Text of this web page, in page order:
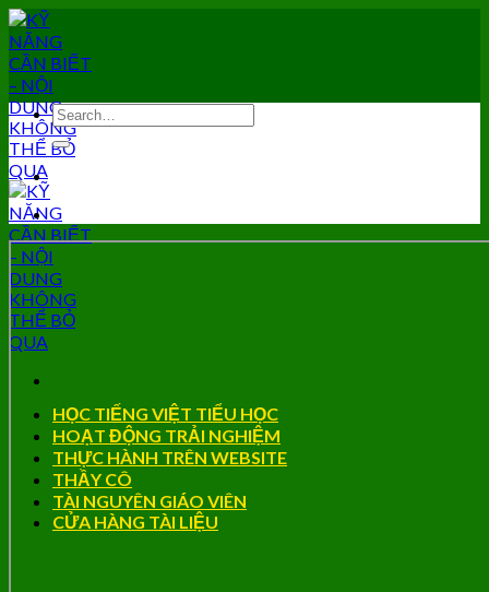
Skip
to
content
HỌC TIẾNG VIỆT TIỂU HỌC
HOẠT ĐỘNG TRẢI NGHIỆM
THỰC HÀNH TRÊN WEBSITE
THẦY CÔ
TÀI NGUYÊN GIÁO VIÊN
CỬA HÀNG TÀI LIỆU